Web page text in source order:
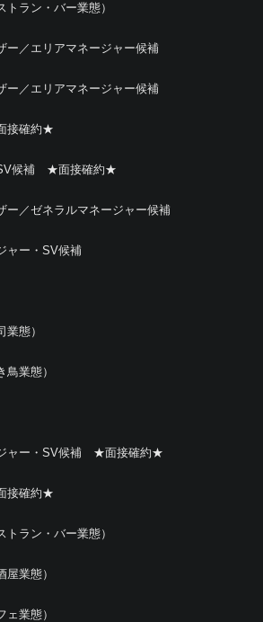
トラン・バー業態）
ー／エリアマネージャー候補
ー／エリアマネージャー候補
接確約★
SV候補 ★面接確約★
ー／ゼネラルマネージャー候補
ャー・SV候補
業態）
鳥業態）
ジャー・SV候補 ★面接確約★
接確約★
トラン・バー業態）
屋業態）
ェ業態）